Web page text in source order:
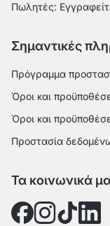
Πωλητές:
Σημαντικές
Πρόγραμμα
Όροι και
Όροι και
Προστασία
Τα κοινωνικά